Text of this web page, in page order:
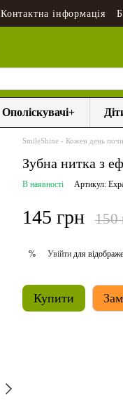
Контактна інформація
Ополіскувачі+
SmileShine - Кожен день
Зубна нитка з
В наявності Артикул:
145 грн 150
% Увійти для
Купити